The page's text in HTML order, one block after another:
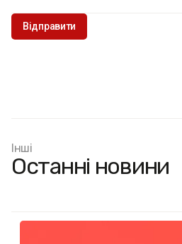
Інші
Останні новини